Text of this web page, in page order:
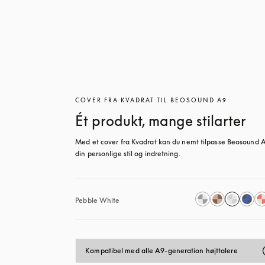
COVER FRA KVADRAT TIL BEOSOUND A9
Ét produkt, mange stilarter
Med et cover fra Kvadrat kan du nemt tilpasse Beosound
din personlige stil og indretning.
Pebble White
Kompatibel med alle A9-generation højttalere